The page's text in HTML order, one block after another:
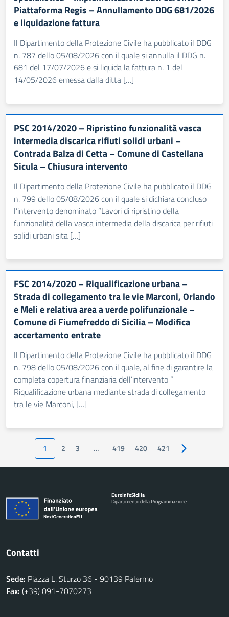
Piattaforma Regis – Annullamento DDG 681/2026
e liquidazione fattura
Il Dipartimento della Protezione Civile ha pubblicato il DDG
n. 787 dello 05/08/2026 con il quale si annulla il DDG n.
681 del 17/07/2026 e si liquida la fattura n. 1 del
14/05/2026 emessa dalla ditta […]
PSC 2014/2020 – Ripristino funzionalità vasca
intermedia discarica rifiuti solidi urbani –
Contrada Balza di Cetta – Comune di Castellana
Sicula – Chiusura intervento
Il Dipartimento della Protezione Civile ha pubblicato il DDG
n. 799 dello 05/08/2026 con il quale si dichiara concluso
l’intervento denominato “Lavori di ripristino della
funzionalità della vasca intermedia della discarica per rifiuti
solidi urbani sita […]
FSC 2014/2020 – Riqualificazione urbana –
Strada di collegamento tra le vie Marconi, Orlando
e Meli e relativa area a verde polifunzionale –
Comune di Fiumefreddo di Sicilia – Modifica
accertamento entrate
Il Dipartimento della Protezione Civile ha pubblicato il DDG
n. 798 dello 05/08/2026 con il quale, al fine di garantire la
completa copertura finanziaria dell’intervento “
Riqualificazione urbana mediante strada di collegamento
tra le vie Marconi, […]
1 2 3 … 419 420 421 Pagina
EuroInfoSicilia
Dipartimento della Programmazione
Contatti
Sede: Piazza L. Sturzo 36 - 90139 Palermo
Fax: (+39) 091-7070273